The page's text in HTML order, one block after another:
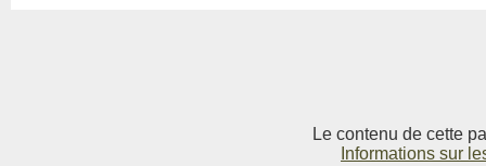
Le contenu de cette
Informations sur